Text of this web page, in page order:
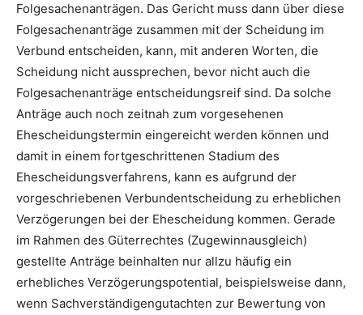
Folgesachenanträgen. Das Gericht muss dann über diese
Folgesachenanträge zusammen mit der Scheidung im
Verbund entscheiden, kann, mit anderen Worten, die
Scheidung nicht aussprechen, bevor nicht auch die
Folgesachenanträge entscheidungsreif sind. Da solche
Anträge auch noch zeitnah zum vorgesehenen
Ehescheidungstermin eingereicht werden können und
damit in einem fortgeschrittenen Stadium des
Ehescheidungsverfahrens, kann es aufgrund der
vorgeschriebenen Verbundentscheidung zu erheblichen
Verzögerungen bei der Ehescheidung kommen. Gerade
im Rahmen des Güterrechtes (Zugewinn­ausgleich)
gestellte Anträge beinhalten nur allzu häufig ein
erhebliches Verzögerungspotential, beispielsweise dann,
wenn Sachverständigengutachten zur Bewertung von